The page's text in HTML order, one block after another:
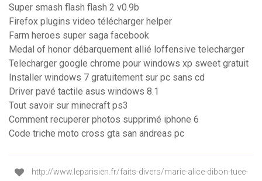
Super smash flash flash 2 v0.9b
Firefox plugins video télécharger helper
Farm heroes super saga facebook
Medal of honor débarquement allié loffensive telecharger
Telecharger google chrome pour windows xp sweet gratuit
Installer windows 7 gratuitement sur pc sans cd
Driver pavé tactile asus windows 8.1
Tout savoir sur minecraft ps3
Comment recuperer photos supprimé iphone 6
Code triche moto cross gta san andreas pc
http://www.leparisien.fr/faits-divers/marie-alice-dibon-tuee-